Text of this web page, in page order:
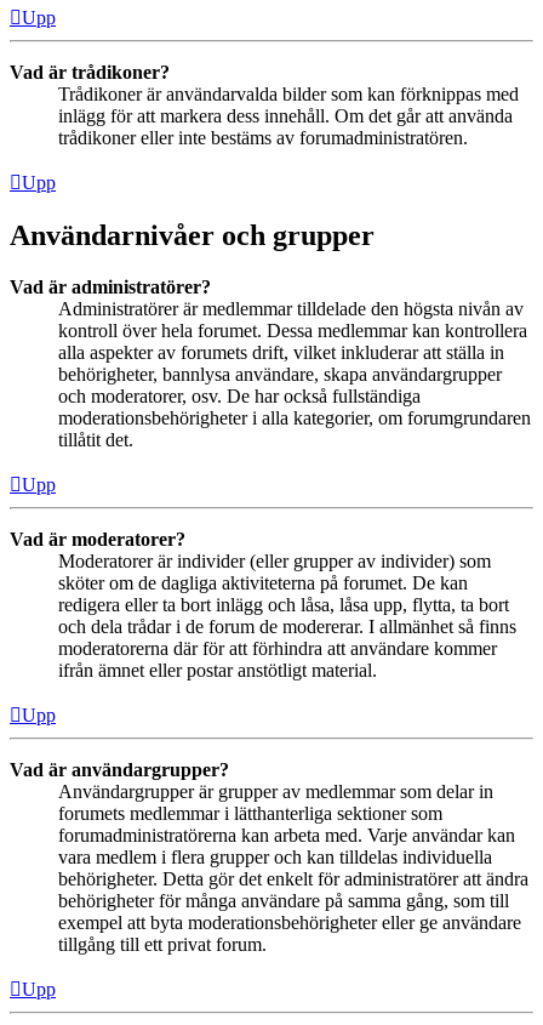
Upp
Vad är trådikoner?
Trådikoner är användarvalda bilder som kan förknippas med
inlägg för att markera dess innehåll. Om det går att använda
trådikoner eller inte bestäms av forumadministratören.
Upp
Användarnivåer och grupper
Vad är administratörer?
Administratörer är medlemmar tilldelade den högsta nivån av
kontroll över hela forumet. Dessa medlemmar kan kontrollera
alla aspekter av forumets drift, vilket inkluderar att ställa in
behörigheter, bannlysa användare, skapa användargrupper
och moderatorer, osv. De har också fullständiga
moderationsbehörigheter i alla kategorier, om forumgrundaren
tillåtit det.
Upp
Vad är moderatorer?
Moderatorer är individer (eller grupper av individer) som
sköter om de dagliga aktiviteterna på forumet. De kan
redigera eller ta bort inlägg och låsa, låsa upp, flytta, ta bort
och dela trådar i de forum de modererar. I allmänhet så finns
moderatorerna där för att förhindra att användare kommer
ifrån ämnet eller postar anstötligt material.
Upp
Vad är användargrupper?
Användargrupper är grupper av medlemmar som delar in
forumets medlemmar i lätthanterliga sektioner som
forumadministratörerna kan arbeta med. Varje användar kan
vara medlem i flera grupper och kan tilldelas individuella
behörigheter. Detta gör det enkelt för administratörer att ändra
behörigheter för många användare på samma gång, som till
exempel att byta moderationsbehörigheter eller ge användare
tillgång till ett privat forum.
Upp